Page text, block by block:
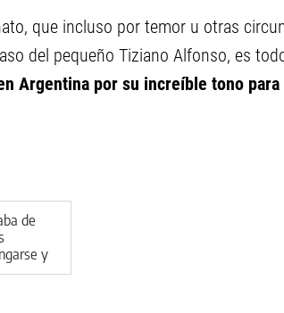
que incluso por temor u otras
del pequeño Tiziano Alfonso, es
Argentina por su increíble tono
de
y